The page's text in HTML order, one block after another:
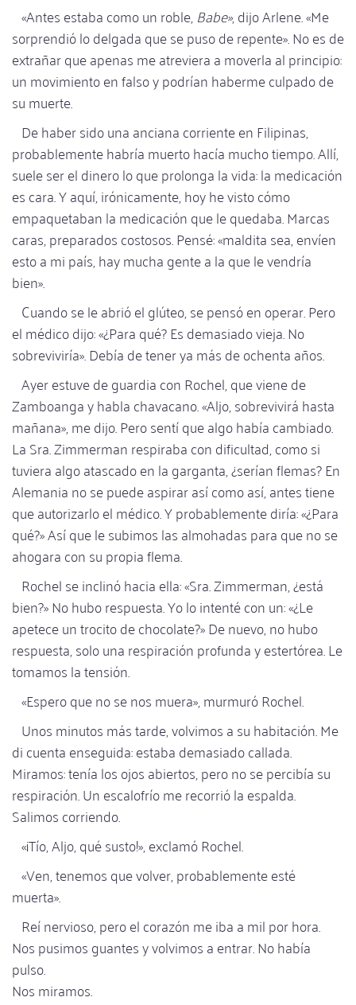
«Antes estaba como un roble,Babe», dijo Arlene. «Me
sorprendió lo delgada que se puso de repente». No es de
extrañar que apenas me atreviera a moverla al principio:
un movimiento en falso y podrían haberme culpado de
su muerte.
De haber sido una anciana corriente en Filipinas,
probablemente habría muerto hacía mucho tiempo. Allí,
suele ser el dinero lo que prolonga la vida: la medicación
es cara. Y aquí, irónicamente, hoy he visto cómo
empaquetaban la medicación que le quedaba. Marcas
caras, preparados costosos. Pensé: «maldita sea, envíen
esto a mi país, hay mucha gente a la que le vendría
bien».
Cuando se le abrió el glúteo, se pensó en operar. Pero
el médico dijo: «¿Para qué? Es demasiado vieja. No
sobreviviría». Debía de tener ya más de ochenta años.
Ayer estuve de guardia con Rochel, que viene de
Zamboanga y habla chavacano. «Aljo, sobrevivirá hasta
mañana», me dijo. Pero sentí que algo había cambiado.
La Sra. Zimmerman respiraba con dificultad, como si
tuviera algo atascado en la garganta, ¿serían flemas? En
Alemania no se puede aspirar así como así, antes tiene
que autorizarlo el médico. Y probablemente diría: «¿Para
qué?» Así que le subimos las almohadas para que no se
ahogara con su propia flema.
Rochel se inclinó hacia ella: «Sra. Zimmerman, ¿está
bien?» No hubo respuesta. Yo lo intenté con un: «¿Le
apetece un trocito de chocolate?» De nuevo, no hubo
respuesta, solo una respiración profunda y estertórea. Le
tomamos la tensión.
«Espero que no se nos muera», murmuró Rochel.
Unos minutos más tarde, volvimos a su habitación. Me
di cuenta enseguida: estaba demasiado callada.
Miramos: tenía los ojos abiertos, pero no se percibía su
respiración. Un escalofrío me recorrió la espalda.
Salimos corriendo.
«¡Tío, Aljo, qué susto!», exclamó Rochel.
«Ven, tenemos que volver, probablemente esté
muerta».
Reí nervioso, pero el corazón me iba a mil por hora.
Nos pusimos guantes y volvimos a entrar. No había
pulso.
Nos miramos.